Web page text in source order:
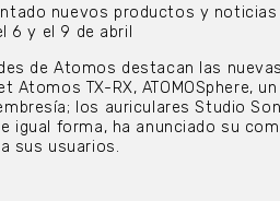
nuevos productos y noticias
6 y el 9 de abril
de Atomos destacan las
Atomos TX-RX, ATOMOSphere,
los auriculares Studio
igual forma, ha anunciado su
sus usuarios.